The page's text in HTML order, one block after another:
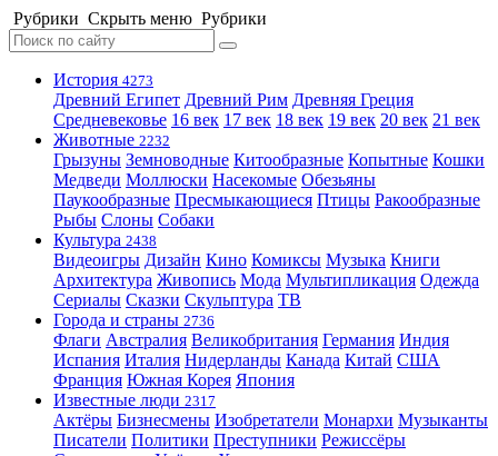
Рубрики Скрыть меню Рубрики
История 4273
Древний Египет Древний Рим Древняя Греция
Средневековье 16 век 17 век 18 век 19 век 20 век 21 век
Животные 2232
Грызуны Земноводные Китообразные Копытные Кошки
Медведи Моллюски Насекомые Обезьяны
Паукообразные Пресмыкающиеся Птицы Ракообразные
Рыбы Слоны Собаки
Культура 2438
Видеоигры Дизайн Кино Комиксы Музыка Книги
Архитектура Живопись Мода Мультипликация Одежда
Сериалы Сказки Скульптура ТВ
Города и страны 2736
Флаги Австралия Великобритания Германия Индия
Испания Италия Нидерланды Канада Китай США
Франция Южная Корея Япония
Известные люди 2317
Актёры Бизнесмены Изобретатели Монархи Музыканты
Писатели Политики Преступники Режиссёры